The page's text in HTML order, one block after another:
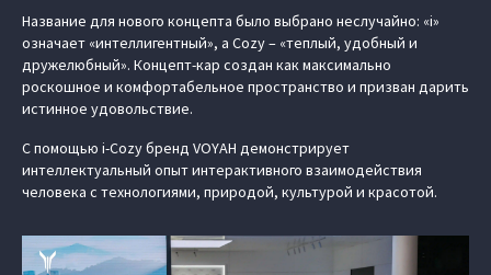
Название для нового концепта было выбрано неслучайно: «i»
означает «интеллигентный», а Cozy – «теплый, удобный и
дружелюбный». Концепт-кар создан как максимально
роскошное и комфортабельное пространство и призван дарить
истинное удовольствие.
С помощью i-Cozy бренд VOYAH демонстрирует
интеллектуальный опыт интерактивного взаимодействия
человека с технологиями, природой, культурой и красотой.